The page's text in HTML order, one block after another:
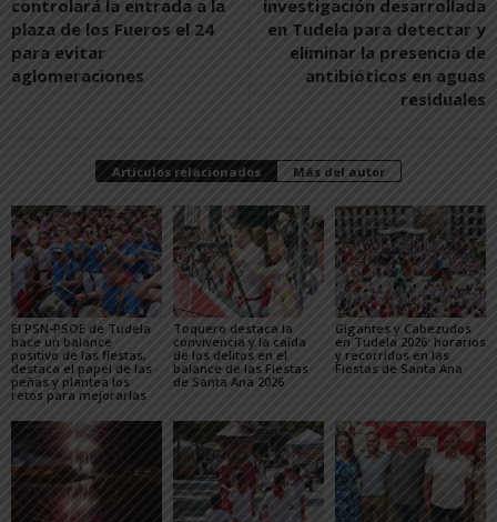
controlará la entrada a la
plaza de los Fueros el 24
para evitar
aglomeraciones
investigación desarrollada
en Tudela para detectar y
eliminar la presencia de
antibióticos en aguas
residuales
Artículos relacionados Más del autor
El PSN-PSOE de Tudela
hace un balance
positivo de las fiestas,
destaca el papel de las
peñas y plantea los
retos para mejorarlas
Toquero destaca la
convivencia y la caída
de los delitos en el
balance de las Fiestas
de Santa Ana 2026
Gigantes y Cabezudos
en Tudela 2026: horarios
y recorridos en las
Fiestas de Santa Ana